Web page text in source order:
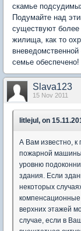
скамье
Подумайте над
существуют более
жилища, как то
семье обеспечено!
Slava123
15 Nov 2011
litlejul, on
А Вам известно, к
пожарной машины
уровню
здания. Если
некоторых
компенсационные
верхних этажей
случае, если в